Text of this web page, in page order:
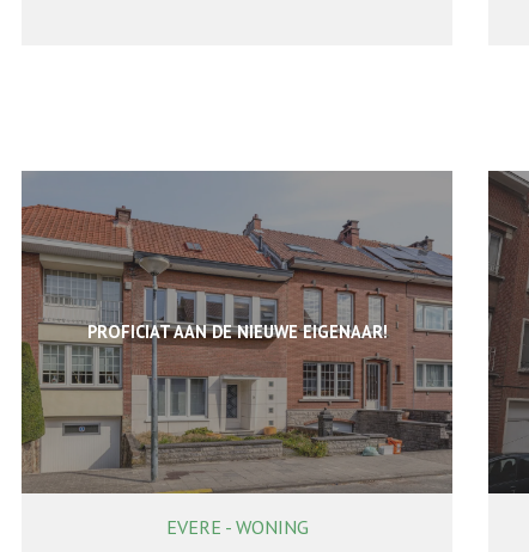
PROFICIAT AAN DE NIEUWE EIGENAAR!
120 m² 3
EVERE - WONING